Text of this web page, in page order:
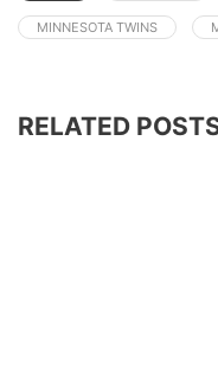
MINNESOTA TWINS
RELATED